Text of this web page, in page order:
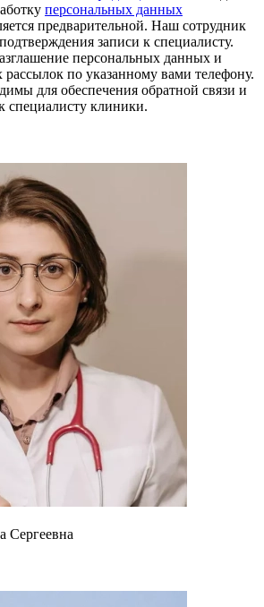
персональных данных
предварительной. Наш сотрудник
записи к специалисту.
персональных данных и
рассылок по указанному вами телефону.
для обеспечения обратной связи и
специалисту клиники.
Сергеевна